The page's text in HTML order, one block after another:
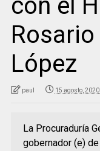
con el
López
paul 15 agosto,
La Procuraduría
gobernador (e)